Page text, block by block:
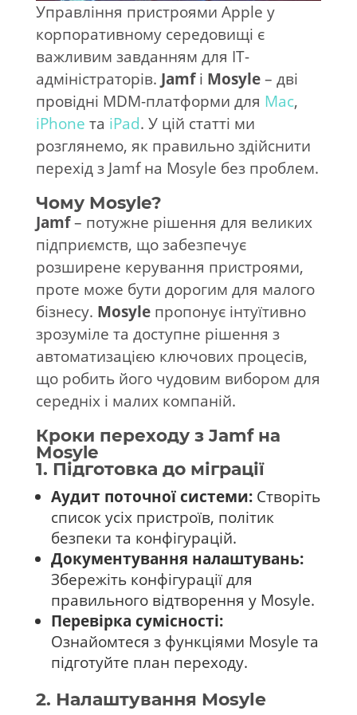
Управління пристроями Apple у
корпоративному середовищі є
важливим завданням для IT-
адміністраторів. Jamfі Mosyle– дві
провідні MDM-платформи для Mac,
iPhone та iPad. У цій статті ми
розглянемо, як правильно здійснити
перехід з Jamf на Mosyle без проблем.
Чому Mosyle?
Jamf– потужне рішення для великих
підприємств, що забезпечує
розширене керування пристроями,
проте може бути дорогим для малого
бізнесу. Mosyleпропонує інтуїтивно
зрозуміле та доступне рішення з
автоматизацією ключових процесів,
що робить його чудовим вибором для
середніх і малих компаній.
Кроки переходу з Jamf на
Mosyle
1. Підготовка до міграції
Аудит поточної системи:Створіть
список усіх пристроїв, політик
безпеки та конфігурацій.
Документування налаштувань:
Збережіть конфігурації для
правильного відтворення у Mosyle.
Перевірка сумісності:
Ознайомтеся з функціями Mosyle та
підготуйте план переходу.
2. Налаштування Mosyle